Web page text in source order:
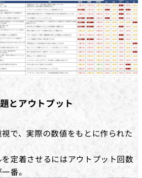
とアウトプット
で、実際の数値をもとに作られた
定着させるにはアウトプット回数
番。